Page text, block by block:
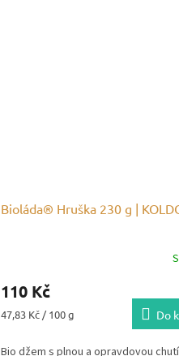
Bioláda® Hruška 230 g |
110 Kč
Měrná
47,83 Kč / 100 g Do
Bio džem s plnou a opravdovou chutí